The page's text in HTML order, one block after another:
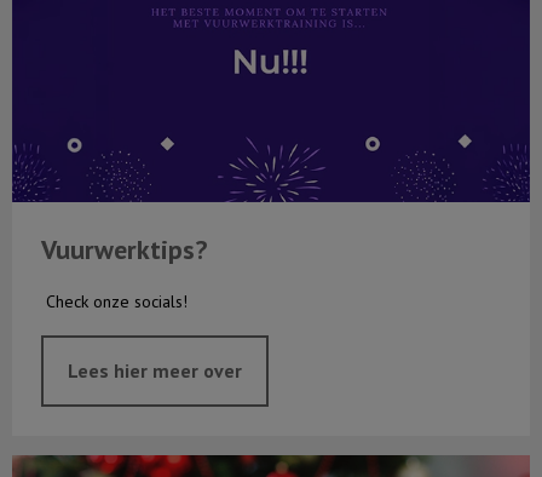
Vuurwerktips?
Check onze socials!
Lees hier meer over
Kerstwedstrijd